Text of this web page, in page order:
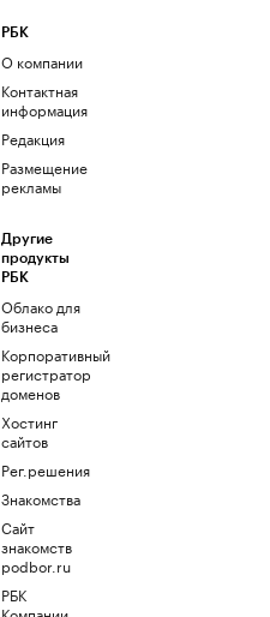
РБК
О компании
Контактная
информация
Редакция
Размещение
рекламы
Другие
продукты
РБК
Облако для
бизнеса
Корпоративный
регистратор
доменов
Хостинг
сайтов
Рег.решения
Знакомства
Сайт
знакомств
podbor.ru
РБК